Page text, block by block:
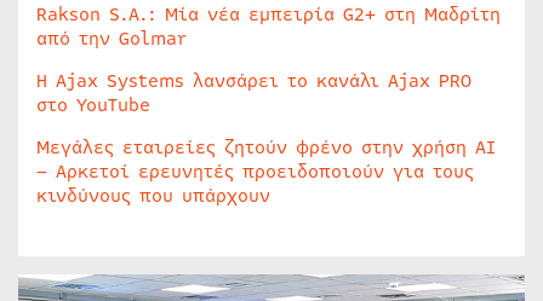
Rakson S.A.: Μία νέα εμπειρία G2+ στη Μαδρίτη
από την Golmar
Η Ajax Systems λανσάρει το κανάλι Ajax PRO
στο YouTube
Μεγάλες εταιρείες ζητούν φρένο στην χρήση AI
– Αρκετοί ερευνητές προειδοποιούν για τους
κινδύνους που υπάρχουν